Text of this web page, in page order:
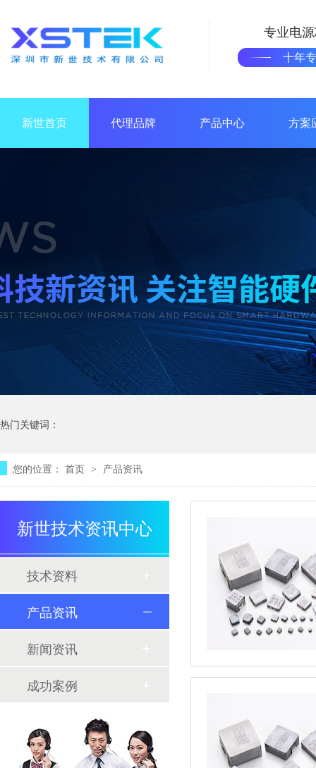
专业电
十年
新世首页 代理品牌 产品中心 方案
热门关键词：
您的位置： 首页 > 产品资讯
新世技术资讯中心
技术资料
产品资讯
新闻资讯
成功案例